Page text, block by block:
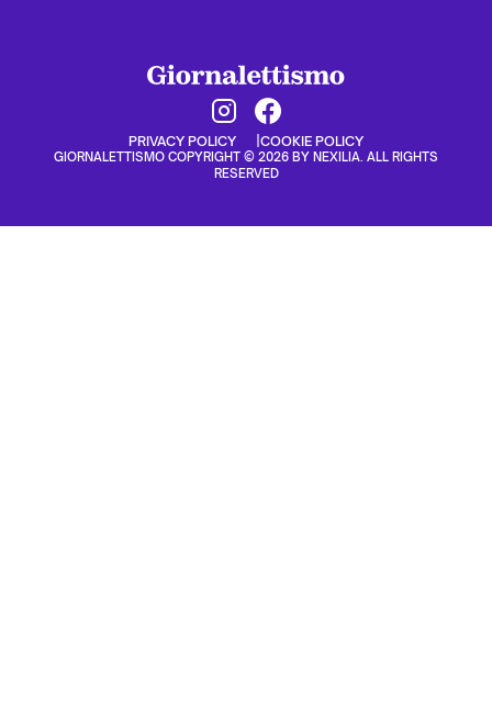
PRIVACY POLICY COOKIE POLICY
GIORNALETTISMO COPYRIGHT © 2026 BY NEXILIA. ALL RIGHTS
RESERVED